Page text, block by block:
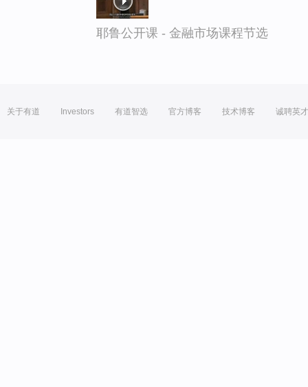
耶鲁公开课 - 金融市场课程节选
关于有道 Investors 有道智选 官方博客 技术博客 诚聘英才